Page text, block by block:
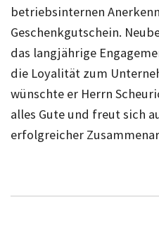
betriebsinternen
Geschenkgutschein.
das langjährige
die Loyalität zum
wünschte er Herrn
alles Gute und freut sich
erfolgreicher